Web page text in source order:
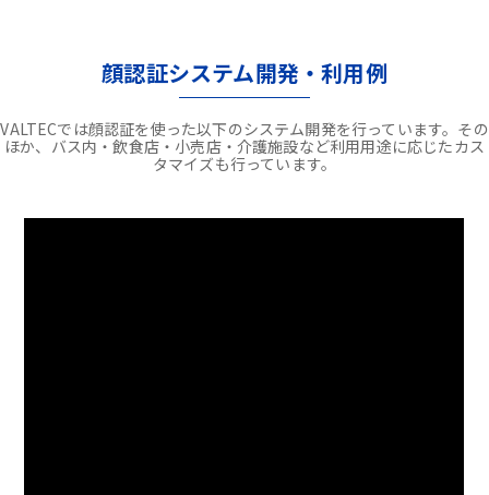
顔認証システム開発・利用例
VALTECでは顔認証を使った以下のシステム開発を行っています。その
ほか、バス内・飲食店・小売店・介護施設など利用用途に応じたカス
タマイズも行っています。